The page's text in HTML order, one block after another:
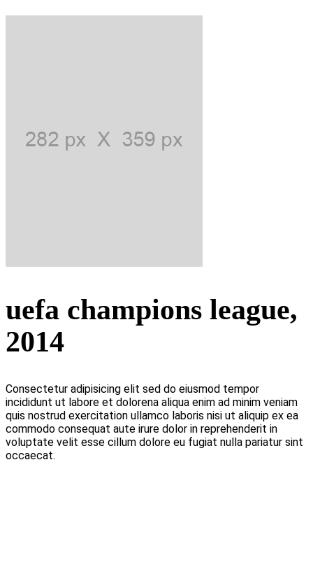
uefa champions league,
2014
Consectetur adipisicing elit sed do eiusmod tempor
incididunt ut labore et dolorena aliqua enim ad minim veniam
quis nostrud exercitation ullamco laboris nisi ut aliquip ex ea
commodo consequat aute irure dolor in reprehenderit in
voluptate velit esse cillum dolore eu fugiat nulla pariatur sint
occaecat.